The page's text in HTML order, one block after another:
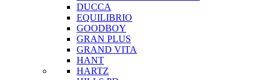
DUCCA
EQUILIBRIO
GOODBOY
GRAN PLUS
GRAND VITA
HANT
HARTZ